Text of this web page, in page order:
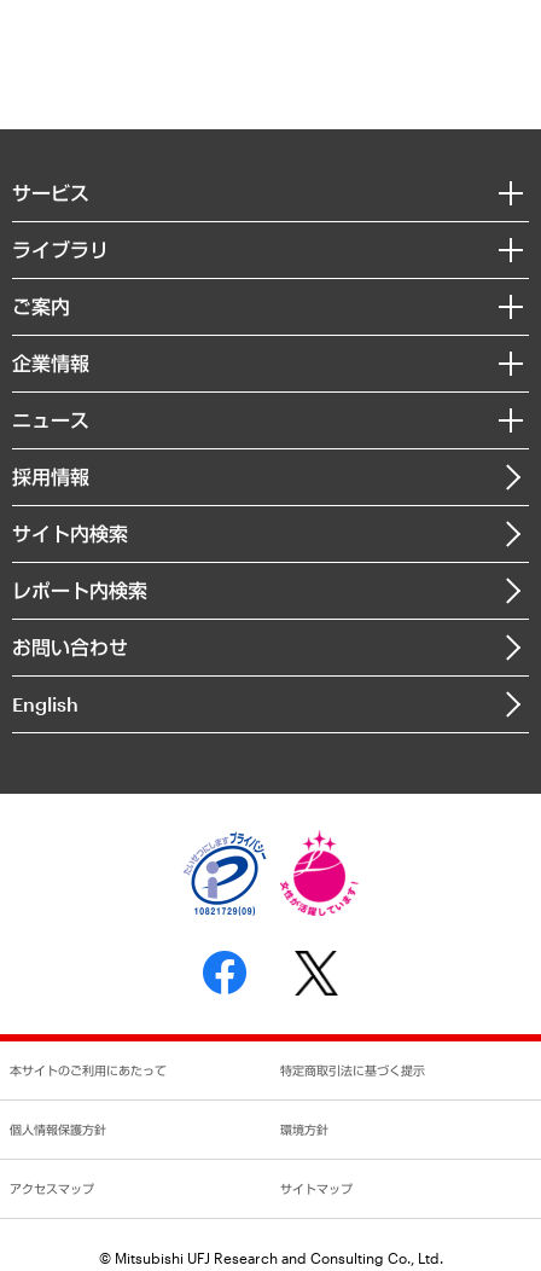
サービス
経営戦略
組織・人事戦略
デジタルイノベーション
共生・ダイバーシティ
GRC（ガバナンス・リスク・コンプライアンス）・防災（政策）
経済・産業・雇用・労働
まちづくり・観光・交通・スポーツ・スマートシティ
自然資源・農林水産業・食料システム
ライブラリ
経済調査
レポート
コラム
経営用語集
受託・受注実績（官公庁関連）
メディア掲載・出演
ご案内
セミナー・イベント情報
MUFGビジネスセミナー
受託案件情報
企業情報
私たちの想い
社長メッセージ
会社概要
沿革
組織図・本部部室紹介
インドネシア現地法人
個人情報保護方針
反社会的勢力に対する基本方針
書面による個人情報の開示等の請求の手続きについて
ニュース
ニュースリリース
お知らせ
採用情報
サイト内検索
レポート内検索
お問い合わせ
English
本サイトのご利用にあたって 特定商取引法に基づく提示
個人情報保護方針 環境方針
アクセスマップ サイトマップ
© Mitsubishi UFJ Research and Consulting Co., Ltd.